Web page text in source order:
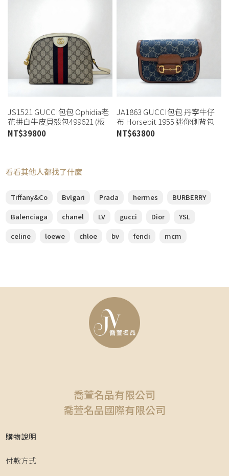
JS1521 GUCCI包包 Ophidia老
花拼白牛皮貝殼包499621 (板
橋店)
NT$39800
JA1863 GUCCI包包 丹寧牛仔
布 Horsebit 1955 迷你側背包
658574 (桃園店)
NT$63800
看看其他人都找了什麼
Tiffany&Co Bvlgari Prada hermes
BURBERRY
Balenciaga
chanel LV gucci Dior
YSL
celine
loewe chloe bv fendi mcm
喬萱名品有限公司
喬萱名品國際有限公司
購物說明
付款方式